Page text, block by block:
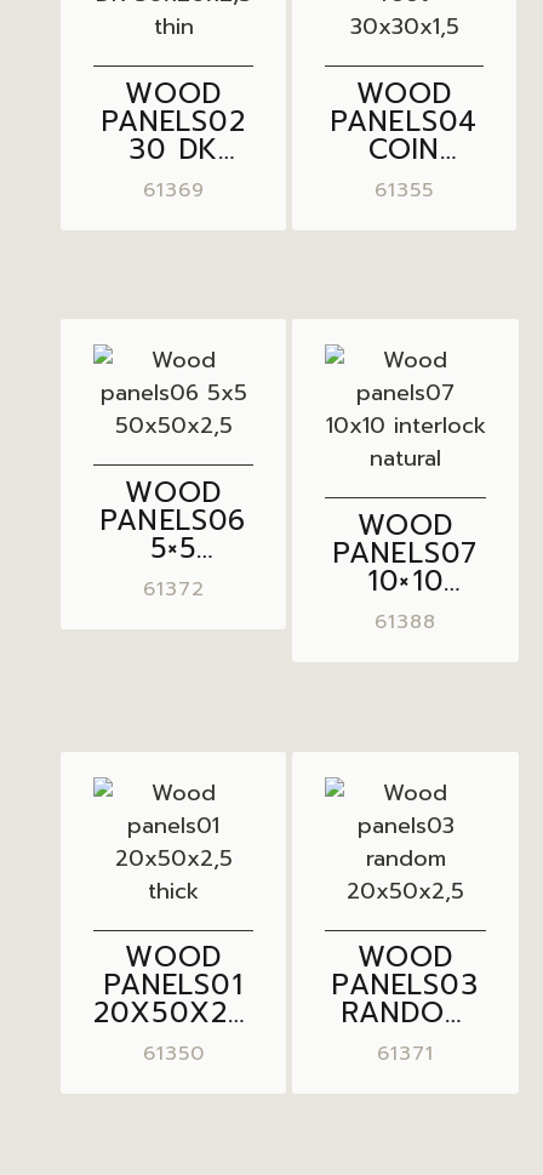
WOOD
PANELS02
30 DK
50X20X2,5
THIN
61369
WOOD
PANELS04
COIN
ROOT
30X30X1,5
61355
WOOD
PANELS06
5×5
50X50X2,5
61372
WOOD
PANELS07
10×10
INTERLOCK
NATURAL
61388
WOOD
PANELS01
20X50X2,5
THICK
61350
WOOD
PANELS03
RANDOM
20X50X2,5
61371